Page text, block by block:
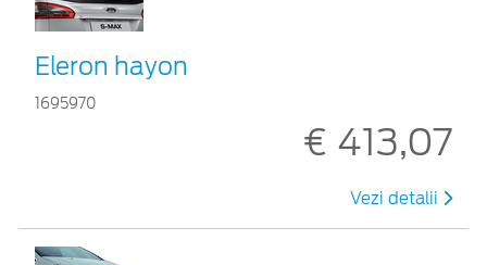
Eleron hayon
1695970
€ 413,07
Vezi detalii